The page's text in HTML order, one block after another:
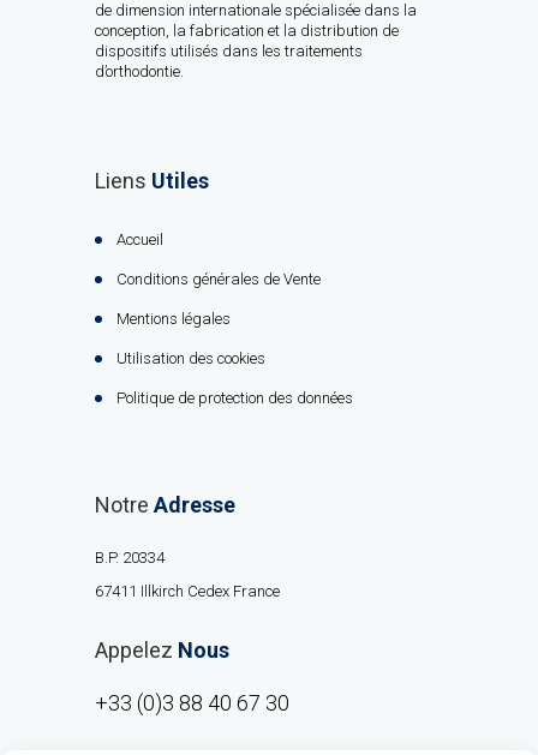
de dimension internationale spécialisée dans la
conception, la fabrication et la distribution de
dispositifs utilisés dans les traitements
d’orthodontie.
Liens Utiles
Accueil
Conditions générales de Vente
Mentions légales
Utilisation des cookies
Politique de protection des données
Notre Adresse
B.P. 20334
67411 Illkirch Cedex France
Appelez Nous
+33 (0)3 88 40 67 30